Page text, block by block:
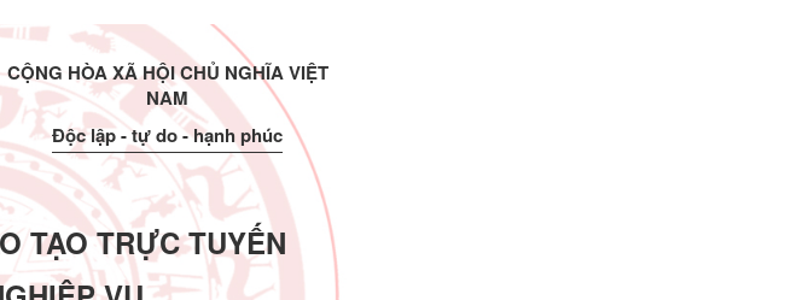
CỘNG HÒA XÃ HỘI CHỦ NGHĨA VIỆT
NAM
Độc lập - tự do - hạnh phúc
TẠO TRỰC TUYẾN